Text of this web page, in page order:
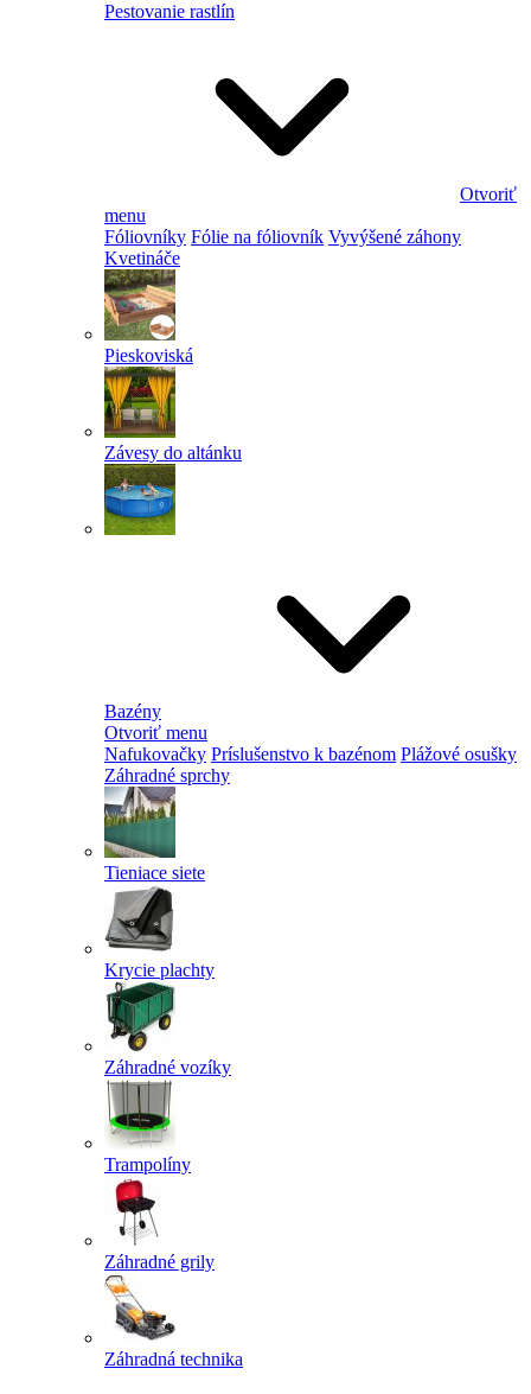
Pestovanie rastlín
Otvoriť
menu
Fóliovníky Fólie na fóliovník Vyvýšené záhony
Kvetináče
Pieskoviská
Závesy do altánku
Bazény
Otvoriť menu
Nafukovačky Príslušenstvo k bazénom Plážové osušky
Záhradné sprchy
Tieniace siete
Krycie plachty
Záhradné vozíky
Trampolíny
Záhradné grily
Záhradná technika